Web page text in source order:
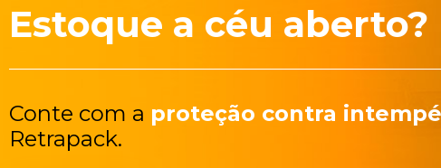
Estoque a céu aberto?
Conte com a proteção contra
Retrapack.